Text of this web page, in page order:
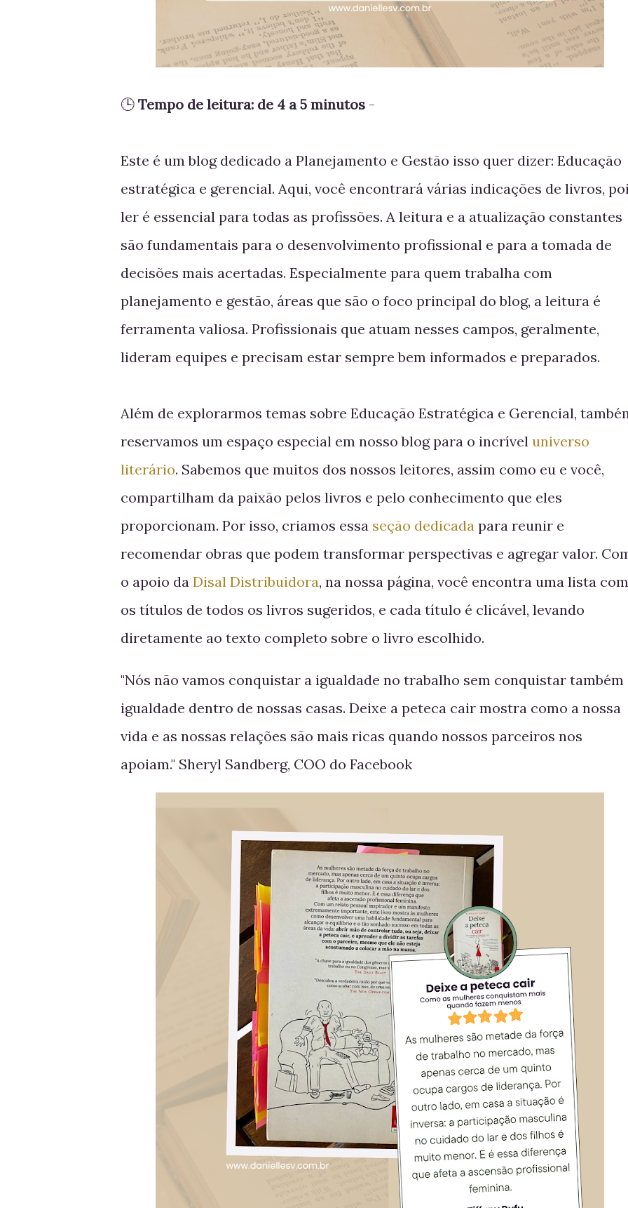
🕒 Tempo de leitura: de 4 a 5 minutos -
Este é um blog dedicado a Planejamento e Gestão isso quer dizer: Educação
estratégica e gerencial. Aqui, você encontrará várias indicações de livros,
ler é essencial para todas as profissões. A leitura e a atualização constantes
são fundamentais para o desenvolvimento profissional e para a tomada de
decisões mais acertadas. Especialmente para quem trabalha com
planejamento e gestão, áreas que são o foco principal do blog, a leitura é
ferramenta valiosa. Profissionais que atuam nesses campos, geralmente,
lideram equipes e precisam estar sempre bem informados e preparados.
Além de explorarmos temas sobre Educação Estratégica e Gerencial,
reservamos um espaço especial em nosso blog para o incrível universo
literário. Sabemos que muitos dos nossos leitores, assim como eu e você,
compartilham da paixão pelos livros e pelo conhecimento que eles
proporcionam. Por isso, criamos essa seção dedicada para reunir e
recomendar obras que podem transformar perspectivas e agregar valor.
o apoio da Disal Distribuidora, na nossa página, você encontra uma lista com
os títulos de todos os livros sugeridos, e cada título é clicável, levando
diretamente ao texto completo sobre o livro escolhido.
"Nós não vamos conquistar a igualdade no trabalho sem conquistar também
igualdade dentro de nossas casas. Deixe a peteca cair mostra como a nossa
vida e as nossas relações são mais ricas quando nossos parceiros nos
apoiam." Sheryl Sandberg, COO do Facebook